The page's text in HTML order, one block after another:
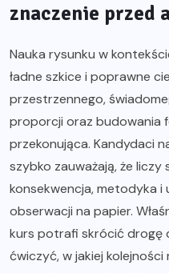
znaczenie przed
Nauka rysunku w
ładne szkice i poprawne
przestrzennego,
proporcji oraz budowania
przekonująca. Kandydaci
szybko zauważają, że liczy
konsekwencja, metodyka i
obserwacji na papier.
kurs potrafi skrócić drogę
ćwiczyć, w jakiej